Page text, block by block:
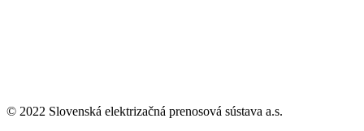
© 2022 Slovenská elektrizačná prenosová sústava a.s.